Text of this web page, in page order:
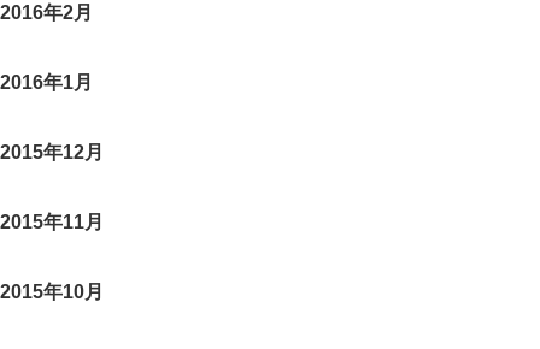
2016年2月
2016年1月
2015年12月
2015年11月
2015年10月